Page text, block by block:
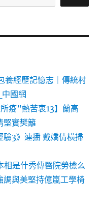
養經歷記憶志｜傳統村
國網
疫”熱苦衷13】蘭高
堅實樊籬
驗3》連播 戴嬌倩橫掃
相是什秀傳醫院勞檢么
調與美堅持億嵐工學椅